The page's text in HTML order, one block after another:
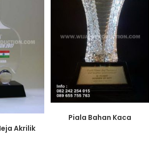
Akrilik
Piala Bahan Kaca